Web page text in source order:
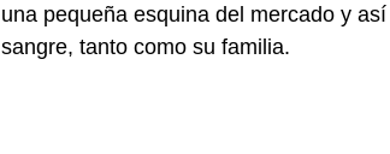
una pequeña esquina del mercado y
sangre, tanto como su familia.